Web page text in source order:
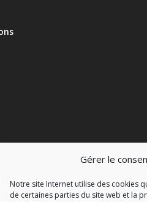
Gérer le
Notre site Internet utilise des cookies
de certaines parties du site web et la